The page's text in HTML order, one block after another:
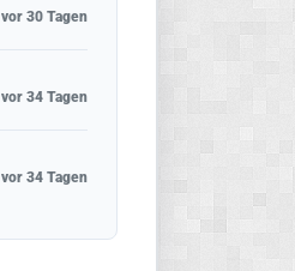
vor 30 Tagen
vor 34 Tagen
vor 34 Tagen